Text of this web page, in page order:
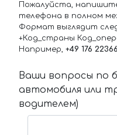
Пожалуйста,
телефона в полном
Формат выглядит
+Код_страны
Например, +49 176
Ваши вопросы по
автомобиля или
водителем)